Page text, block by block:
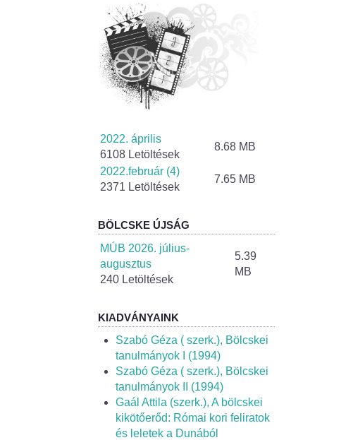
2022. április
6108 Letöltések
8.68 MB
2022.február (4)
2371 Letöltések
7.65 MB
BÖLCSKE ÚJSÁG
MÚB 2026. július-
augusztus
240 Letöltések
5.39
MB
KIADVÁNYAINK
Szabó Géza ( szerk.), Bölcskei
tanulmányok I (1994)
Szabó Géza ( szerk.), Bölcskei
tanulmányok II (1994)
Gaál Attila (szerk.), A bölcskei
kikötőerőd: Római kori feliratok
és leletek a Dunából